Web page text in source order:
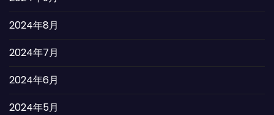
2024年8月
2024年7月
2024年6月
2024年5月